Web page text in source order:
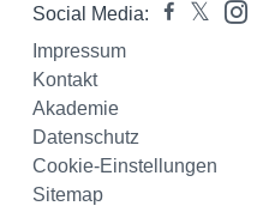
Social Media:
Impressum
Kontakt
Akademie
Datenschutz
Cookie-Einstellungen
Sitemap